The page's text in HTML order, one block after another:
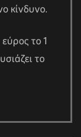
κίνδυνο.
το 1
το